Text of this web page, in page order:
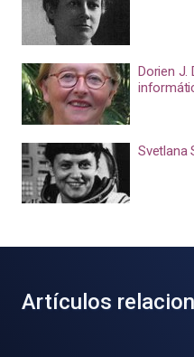
Dorien J.
Svetlana
Artículos